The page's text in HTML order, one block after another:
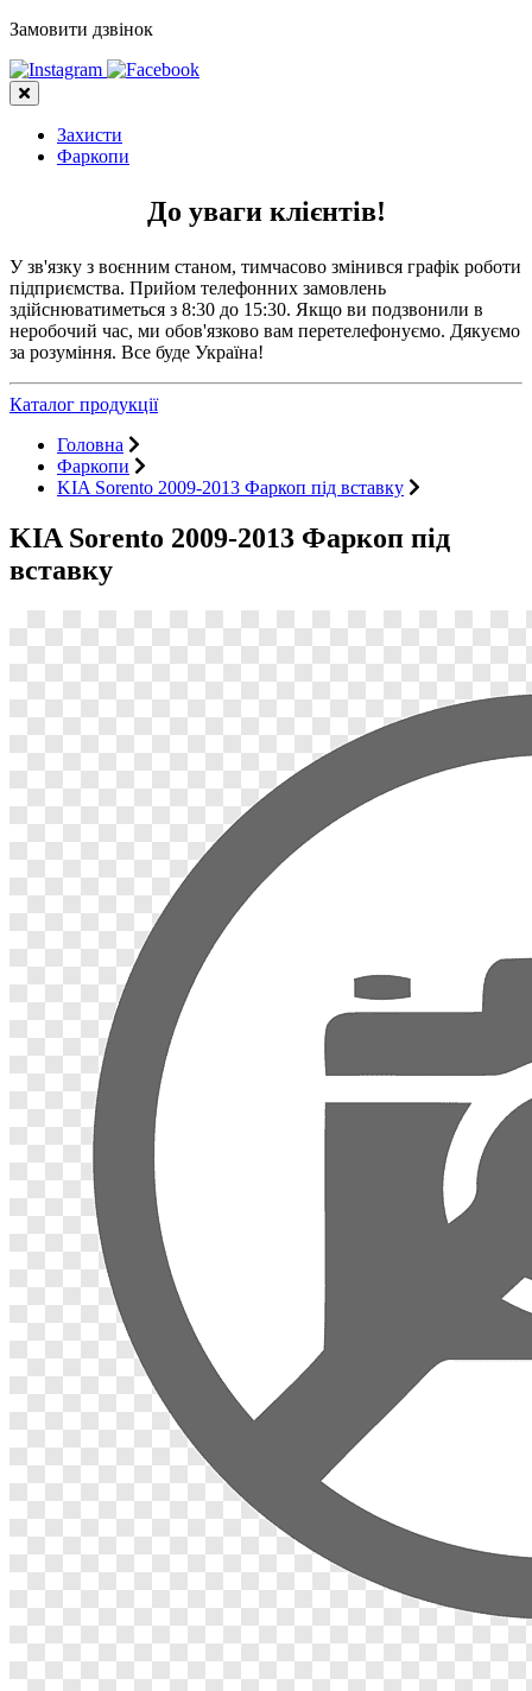
Замовити дзвінок
Захисти
Фаркопи
До уваги клієнтів!
У зв'язку з воєнним станом, тимчасово змінився графік роботи
підприємства. Прийом телефонних замовлень
здійснюватиметься з 8:30 до 15:30. Якщо ви подзвонили в
неробочий час, ми обов'язково вам перетелефонуємо. Дякуємо
за розуміння. Все буде Україна!
Каталог продукції
Головна
Фаркопи
KIA Sorento 2009-2013 Фаркоп під вставку
KIA Sorento 2009-2013 Фаркоп під
вставку